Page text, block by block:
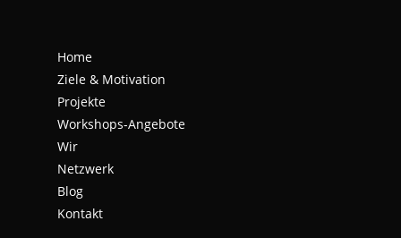
Home
Ziele & Motivation
Projekte
Workshops-Angebote
Wir
Netzwerk
Blog
Kontakt